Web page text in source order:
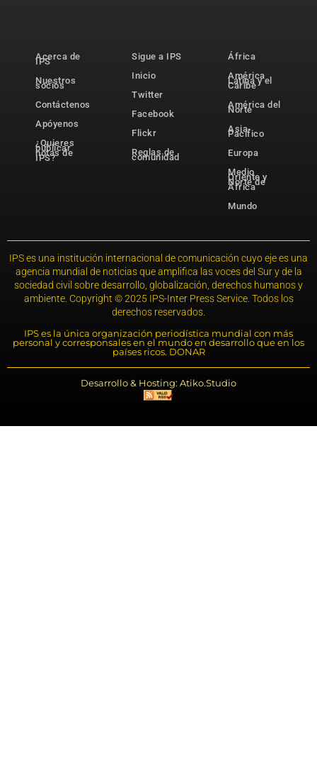
Acerca de
IPS
Nuestros
socios
Contáctenos
Apóyenos
¿Quieres
publicar
notas de
IPS?
Sigue a IPS
Inicio
Twitter
Facebook
Flickr
Reglas de
comunidad
África
América
Latina y el
Caribe
América del
Norte
Asia-
Pacífico
Europa
Medio
Oriente y
Norte de
África
Mundo
IPS es una institución internacional de comunicación cuyo eje es una
agencia mundial de noticias que amplifica las voces del Sur y de la
sociedad civil sobre desarrollo, globalización, derechos humanos y
ambiente. Copyright © 2025 IPS-Inter Press Service. Todos los
derechos reservados.
IPS es la única organización periodística mundial con más
personal y corresponsales en el mundo en desarrollo que en los
países ricos. DONAR
Desarrollo & Hosting: Atiko.Studio